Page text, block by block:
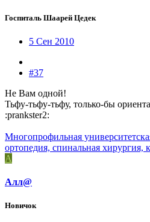
Госпиталь Шаарей Цедек
5 Сен 2010
#37
Не Вам одной!
Тьфу-тьфу-тьфу, только-бы
:prankster2:
Многопрофильная
ортопедия, спинальная хирургия,
А
Алл@
Новичок